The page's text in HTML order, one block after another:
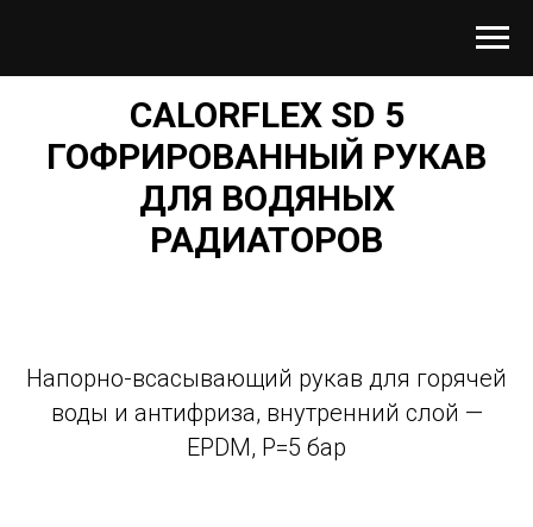
CALORFLEX SD 5
ГОФРИРОВАННЫЙ РУКАВ
ДЛЯ ВОДЯНЫХ
РАДИАТОРОВ
Напорно-всасывающий рукав для горячей
воды и антифриза, внутренний слой —
EPDM, P=5 бар